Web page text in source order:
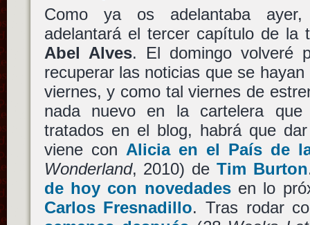
Como ya os adelantaba
adelantará el tercer capítulo de la
Abel Alves. El domingo volveré
recuperar las noticias que se
viernes, y como tal viernes de
nada nuevo en la cartelera
tratados en el blog, habrá que
viene con Alicia en el País de
Wonderland, 2010) deTim Burton
de hoy con novedadesen lo
Carlos Fresnadillo. Tras rodar